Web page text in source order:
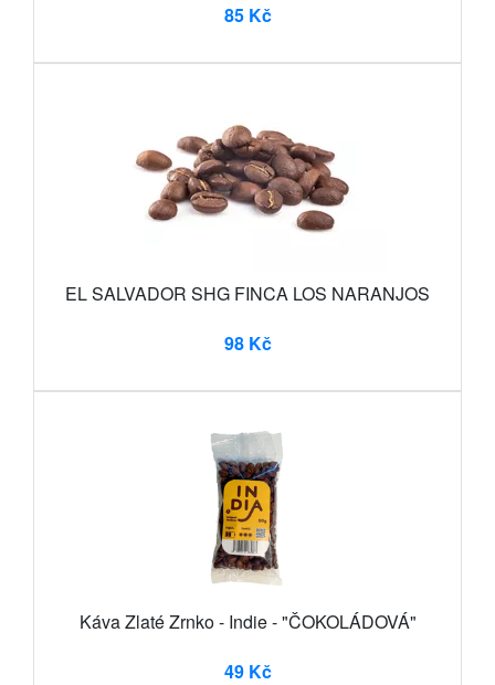
85 Kč
EL SALVADOR SHG FINCA LOS NARANJOS
98 Kč
Káva Zlaté Zrnko - Indie - "ČOKOLÁDOVÁ"
49 Kč